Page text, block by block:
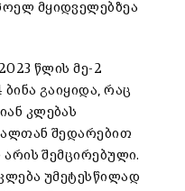
მყიდველებზეა
წლის მე-2
გაიყიდა, რაც
კლებას
შედარებით
არის შემცირებული.
უმეტესწილად